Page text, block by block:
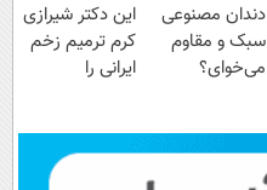
دندان مصنوعی
سبک و مقاوم
می‌خوای؟
📍تهران
این دکتر شیرازی
کرم ترمیم زخم
ایرانی را